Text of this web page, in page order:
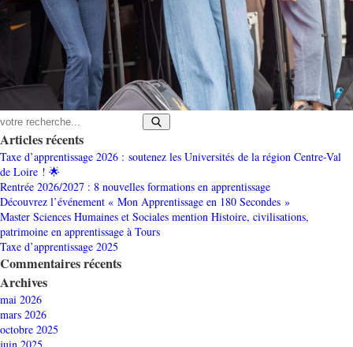
Articles récents
Taxe d’apprentissage 2026 : soutenez les Universités de la région Centre-Val
de Loire ! 🌟
Rentrée 2026/2027 : 8 nouvelles formations en apprentissage
Découvrez l’événement « Mon Apprentissage en 180 Secondes »
Master Sciences Humaines et Sociales mention Histoire, civilisations,
patrimoine en apprentissage à Tours
Taxe d’apprentissage 2025
Commentaires récents
Archives
mai 2026
mars 2026
octobre 2025